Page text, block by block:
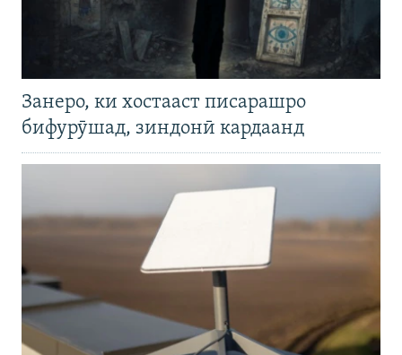
Занеро, ки хостааст писарашро
бифурӯшад, зиндонӣ кардаанд